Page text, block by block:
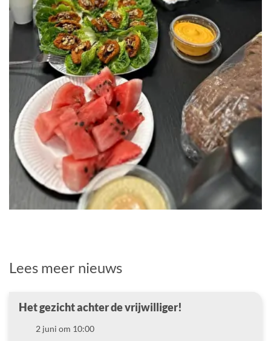
Lees meer nieuws
Het gezicht achter de vrijwilliger!
Datum2 juni om 10:00